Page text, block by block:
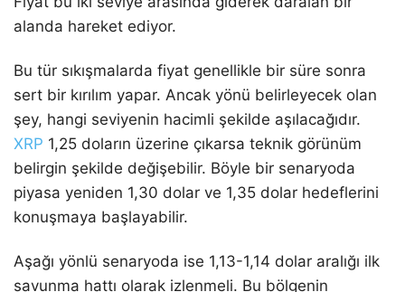
alanda hareket ediyor.
Bu tür sıkışmalarda fiyat genellikle bir süre sonra
sert bir kırılım yapar. Ancak yönü belirleyecek olan
şey, hangi seviyenin hacimli şekilde aşılacağıdır.
XRP 1,25 doların üzerine çıkarsa teknik görünüm
belirgin şekilde değişebilir. Böyle bir senaryoda
piyasa yeniden 1,30 dolar ve 1,35 dolar hedeflerini
konuşmaya başlayabilir.
Aşağı yönlü senaryoda ise 1,13-1,14 dolar aralığı ilk
savunma hattı olarak izlenmeli. Bu bölgenin